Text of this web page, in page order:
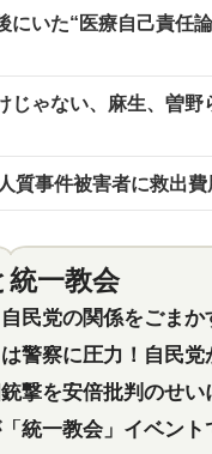
いた“医療自己責任
じゃない、麻生、曽野
質事件被害者に救出
統一教会
関係をごまかすメディア…民放は有田
圧力！自民党が隠したい安倍元首相
倍批判のせいにして「言論封殺」に
会」イベントでトランプと演説！同